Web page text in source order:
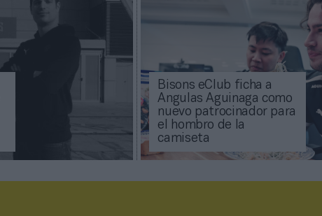
Bisons eClub ficha a
Angulas Aguinaga como
nuevo patrocinador para
el hombro de la
camiseta